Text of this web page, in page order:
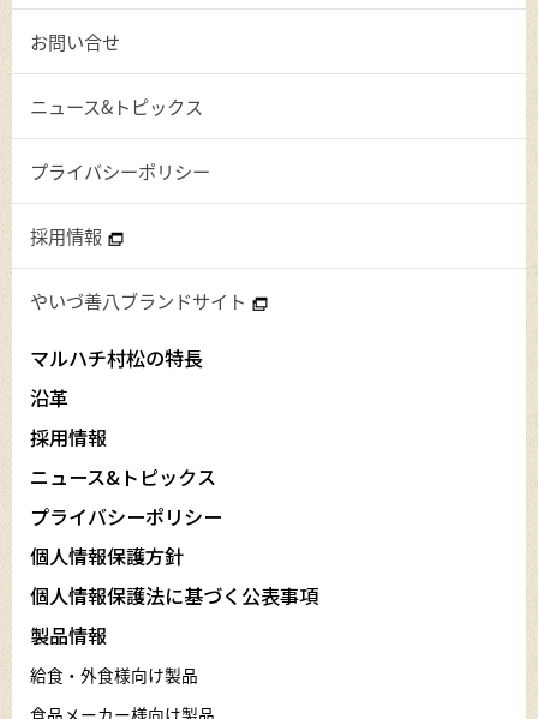
お問い合せ
ニュース&トピックス
プライバシーポリシー
採用情報
やいづ善八ブランドサイト
マルハチ村松の特長
沿革
採用情報
ニュース&トピックス
プライバシーポリシー
個人情報保護方針
個人情報保護法に基づく公表事項
製品情報
給食・外食様向け製品